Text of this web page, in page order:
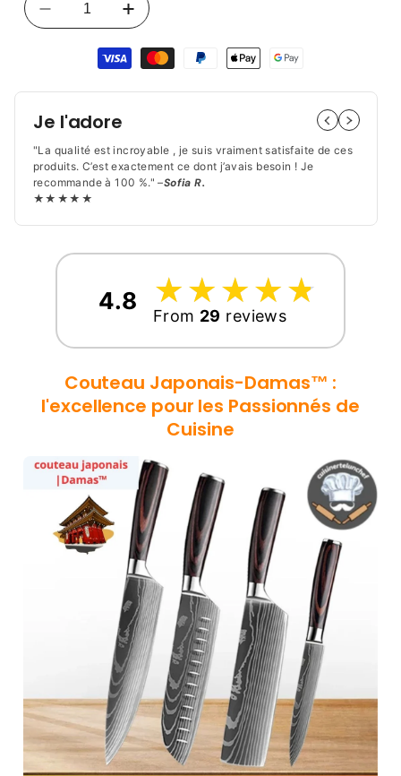
Réduire
quantité
Couteau
Japonais
Damas
|
Lame
Forgée
&amp;
Ultra-
Augmenter
quantité
de
Couteau
|
Lame
Forgée
Ultra-
paiement
Je l'adore
"La qualité est incroyable , je suis vraiment satisfaite de ces
produits. C’est exactement ce dont j’avais besoin ! Je
recommande à 100 %." –Sofia R.
★★★★★
4.8 ☆
★☆
★☆
★☆
★☆
★
From 29 reviews
Couteau Japonais-Damas™ :
l'excellence pour les Passionnés de
Cuisine